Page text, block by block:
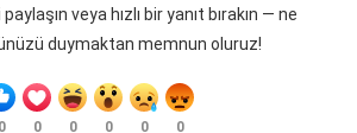
veya hızlı bir yanıt bırakın — ne
duymaktan memnun oluruz!
0 0 0 0 0 0